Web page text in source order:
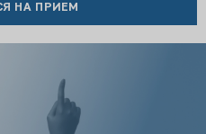
НА ПРИЕМ